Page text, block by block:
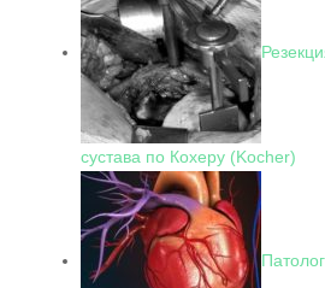
сустава по Кохеру (Kocher)